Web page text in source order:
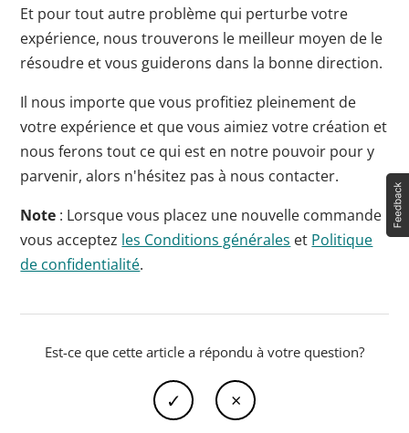
Et pour tout autre problème qui perturbe votre
expérience, nous trouverons le meilleur moyen de le
résoudre et vous guiderons dans la bonne direction.
Il nous importe que vous profitiez pleinement de
votre expérience et que vous aimiez votre création et
nous ferons tout ce qui est en notre pouvoir pour y
parvenir, alors n'hésitez pas à nous contacter.
Note : Lorsque vous placez une nouvelle commande
vous acceptez les Conditions générales et Politique
de confidentialité.
Est-ce que cette article a répondu à votre question?